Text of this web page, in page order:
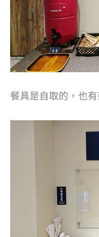
餐具是自取的，也